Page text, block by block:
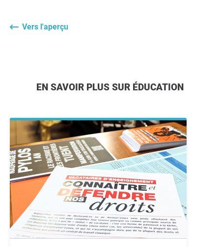
Vers l'aperçu
EN SAVOIR PLUS SUR ÉDUCATION